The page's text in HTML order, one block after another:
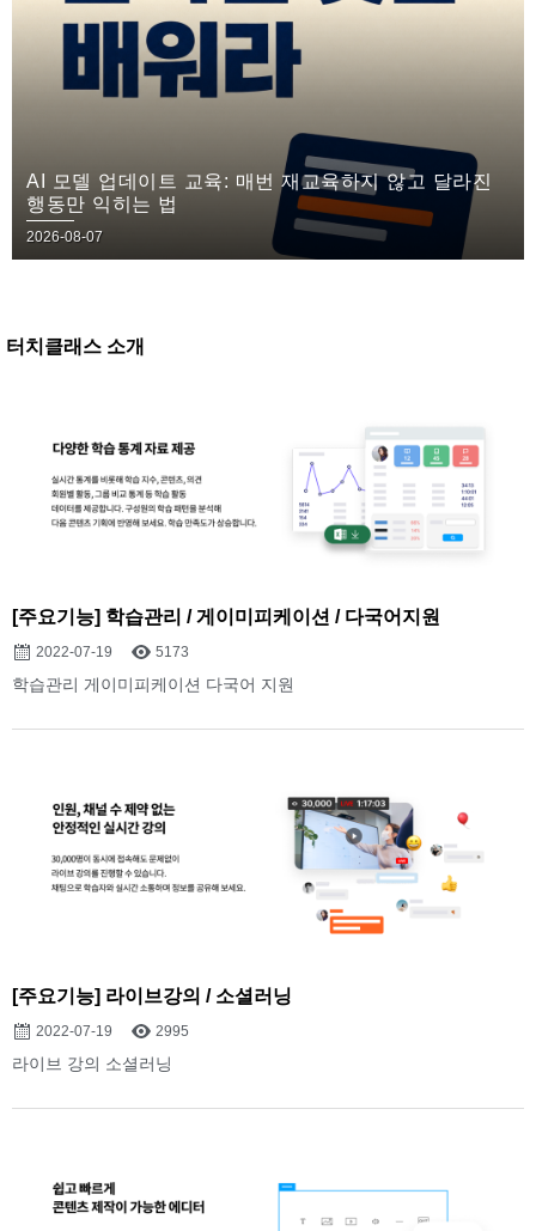
AI 모델 업데이트 교육: 매번 재교육하지 않고 달라진
행동만 익히는 법
2026-08-07
터치클래스 소개
[주요기능] 학습관리 / 게이미피케이션 / 다국어지원
2022-07-19 5173
학습관리 게이미피케이션 다국어 지원
[주요기능] 라이브강의 / 소셜러닝
2022-07-19 2995
라이브 강의 소셜러닝